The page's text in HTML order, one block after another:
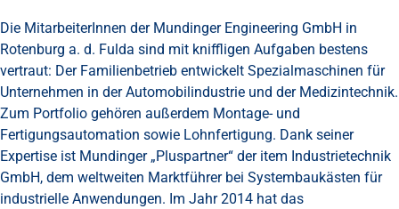
Die MitarbeiterInnen der Mundinger Engineering GmbH in
Rotenburg a. d. Fulda sind mit kniffligen Aufgaben bestens
vertraut: Der Familienbetrieb entwickelt Spezialmaschinen für
Unternehmen in der Automobilindustrie und der Medizintechnik.
Zum Portfolio gehören außerdem Montage- und
Fertigungsautomation sowie Lohnfertigung. Dank seiner
Expertise ist Mundinger „Pluspartner“ der item Industrietechnik
GmbH, dem weltweiten Marktführer bei Systembaukästen für
industrielle Anwendungen. Im Jahr 2014 hat das